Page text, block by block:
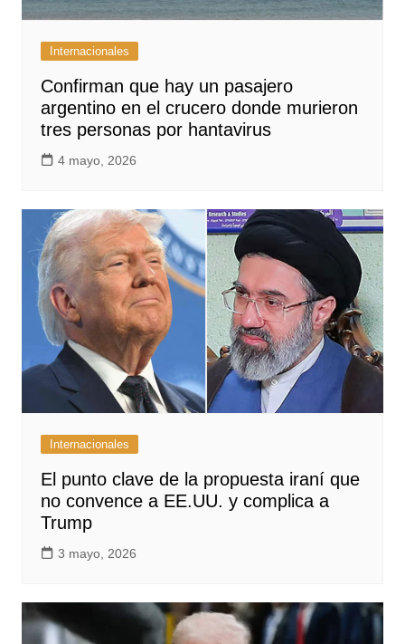
Internacionales
Confirman que hay un pasajero
argentino en el crucero donde murieron
tres personas por hantavirus
4 mayo, 2026
Internacionales
El punto clave de la propuesta iraní que
no convence a EE.UU. y complica a
Trump
3 mayo, 2026